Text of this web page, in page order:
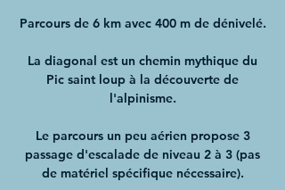
Parcours de 6 km avec 400 m de dénivelé.
La diagonal est un chemin mythique du
Pic saint loup à la découverte de
l'alpinisme.
Le parcours un peu aérien propose 3
passage d'escalade de niveau 2 à 3 (pas
de matériel spécifique nécessaire).